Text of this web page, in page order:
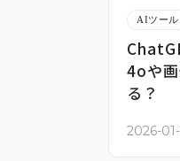
AIツール
4oや
る？
2026-